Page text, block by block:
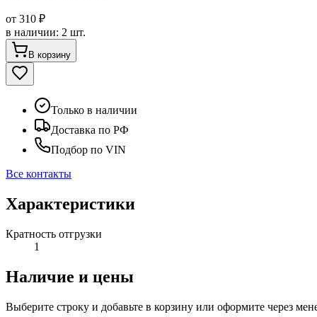
от 310 ₽
в наличии: 2 шт.
В корзину
Только в наличии
Доставка по РФ
Подбор по VIN
Все контакты
Характеристики
Кратность отгрузки
1
Наличие и цены
Выберите строку и добавьте в корзину или оформите через